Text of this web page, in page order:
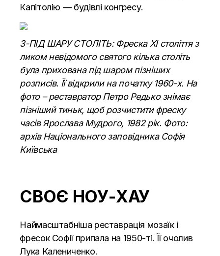
Капітолію — будівлі конгресу.
З-ПІД ШАРУ СТОЛІТЬ: Фреска XI століття з
ликом невідомого святого кілька століть
була прихована під шаром пізніших
розписів. Її відкрили на початку 1960-х. На
фото – реставратор Петро Редько знімає
пізніший тиньк, щоб розчистити фреску
часів Ярослава Мудрого, 1982 рік. Фото:
архів Національного заповідника Софія
Київська
СВОЄ НОУ-ХАУ
Наймасштабніша реставрація мозаїк і
фресок Софії припала на 1950-ті. Її очолив
Лука Калениченко.